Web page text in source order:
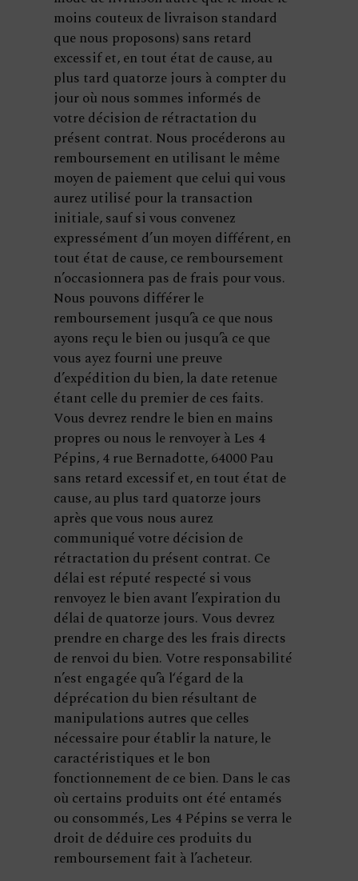
moins couteux de livraison standard
que nous proposons) sans retard
excessif et, en tout état de cause, au
plus tard quatorze jours à compter du
jour où nous sommes informés de
votre décision de rétractation du
présent contrat. Nous procéderons au
remboursement en utilisant le même
moyen de paiement que celui qui vous
aurez utilisé pour la transaction
initiale, sauf si vous convenez
expressément d’un moyen différent, en
tout état de cause, ce remboursement
n’occasionnera pas de frais pour vous.
Nous pouvons différer le
remboursement jusqu’à ce que nous
ayons reçu le bien ou jusqu’à ce que
vous ayez fourni une preuve
d’expédition du bien, la date retenue
étant celle du premier de ces faits.
Vous devrez rendre le bien en mains
propres ou nous le renvoyer à Les 4
Pépins, 4 rue Bernadotte, 64000 Pau
sans retard excessif et, en tout état de
cause, au plus tard quatorze jours
après que vous nous aurez
communiqué votre décision de
rétractation du présent contrat. Ce
délai est réputé respecté si vous
renvoyez le bien avant l’expiration du
délai de quatorze jours. Vous devrez
prendre en charge des les frais directs
de renvoi du bien. Votre responsabilité
n’est engagée qu’à l‘égard de la
déprécation du bien résultant de
manipulations autres que celles
nécessaire pour établir la nature, le
caractéristiques et le bon
fonctionnement de ce bien. Dans le cas
où certains produits ont été entamés
ou consommés, Les 4 Pépins se verra le
droit de déduire ces produits du
remboursement fait à l’acheteur.